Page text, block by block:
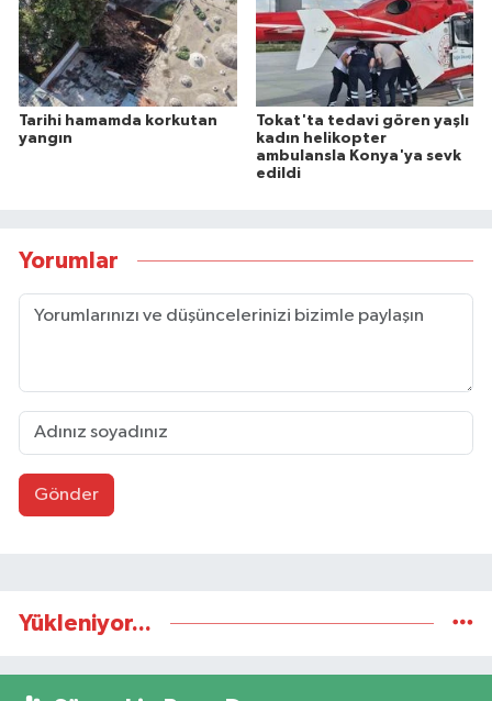
Tarihi hamamda korkutan
yangın
Tokat'ta tedavi gören yaşlı
kadın helikopter
ambulansla Konya'ya sevk
edildi
Yorumlar
Gönder
Yükleniyor...